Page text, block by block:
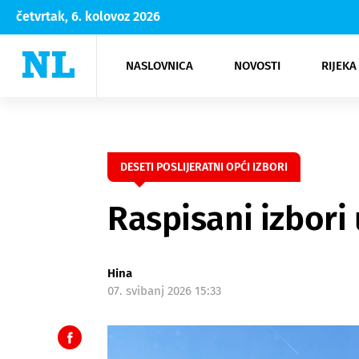
četvrtak, 6. kolovoz 2026
NASLOVNICA NOVOSTI
Rijeka Opatija
NK
Moda
Kultura
DESETI POSLIJERATNI OPĆI IZBORI
Raspisani
Hina
07. svibanj 2026 15:33